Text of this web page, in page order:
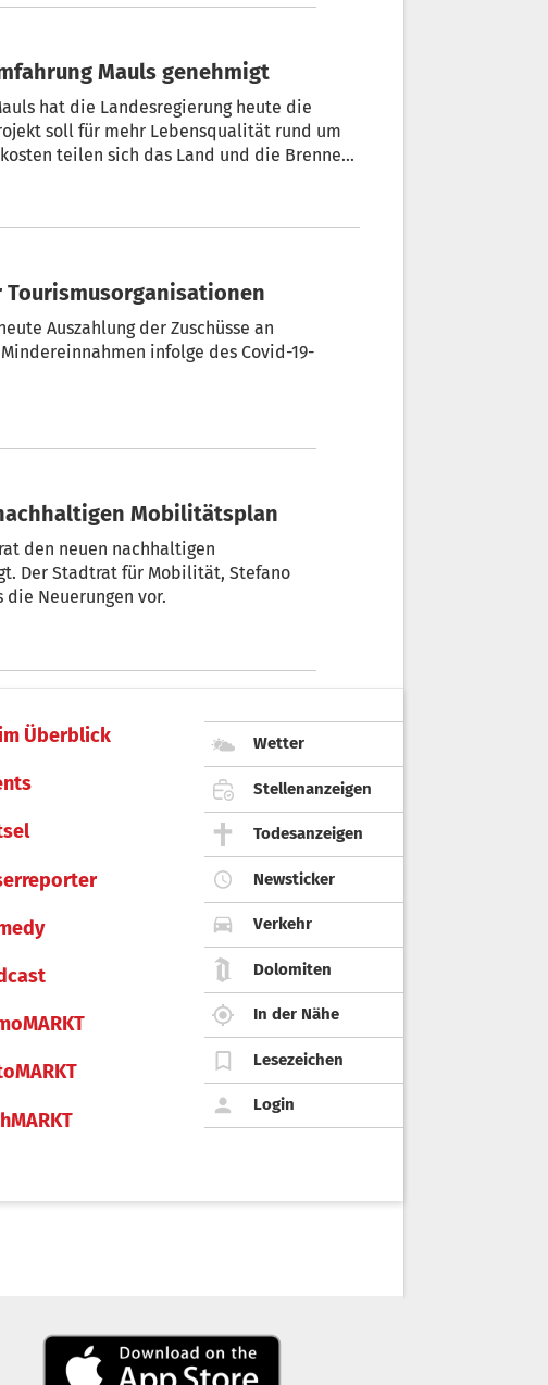
Mauls genehmigt
hat die Landesregierung heute die
soll für mehr Lebensqualität rund um
teilen sich das Land und die Brenner
Tourismusorganisationen
Auszahlung der Zuschüsse an
infolge des Covid-19-
Mobilitätsplan
den neuen nachhaltigen
Der Stadtrat für Mobilität, Stefano
Neuerungen vor.
Überblick Wetter
Stellenanzeigen
Todesanzeigen
Newsticker
Verkehr
Dolomiten
In der Nähe
Lesezeichen
Login